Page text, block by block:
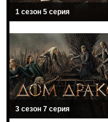
1 сезон 5 серия
3 сезон 7 серия